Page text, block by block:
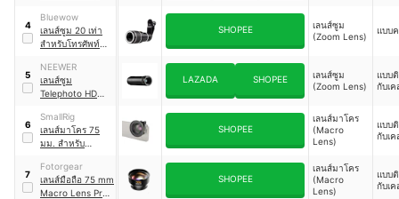
4
Bluewow
เลนส์ซูม 20 เท่า
สําหรับโทรศัพท์มือ
SHOPEE
เลนส์ซูม
(Zoom Lens)
แบบ
5
NEEWER
เลนส์ซูม
Telephoto HD
36
LAZADA SHOPEE
เลนส์ซูม
(Zoom Lens)
แบบ
กับเค
6
SmallRig
เลนส์มาโคร 75
มม. สำหรับ
mount 4588
SHOPEE
เลนส์มาโคร
(Macro
Lens)
แบบ
กับเค
7
Fotorgear
เลนส์มือถือ 75 mm
Macro Lens Pro
SHOPEE
เลนส์มาโคร
(Macro
Lens)
แบบ
กับเค